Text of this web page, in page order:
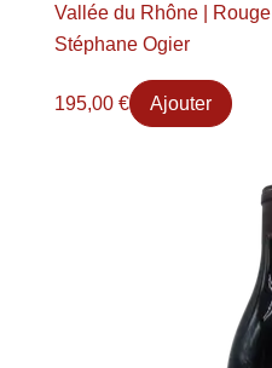
Vallée du Rhône | Rouge
Stéphane Ogier
195,00 € Ajouter